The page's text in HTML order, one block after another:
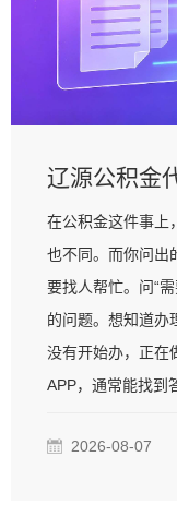
在公积金这件事上
也不同。而你问出
要找人帮忙。问“
的问题。想知道办
没有开始办，正在
APP，通常能找到
2026-08-07